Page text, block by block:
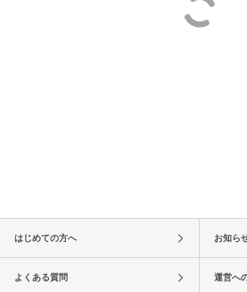
はじめての方へ お知ら
よくある質問 運営へ